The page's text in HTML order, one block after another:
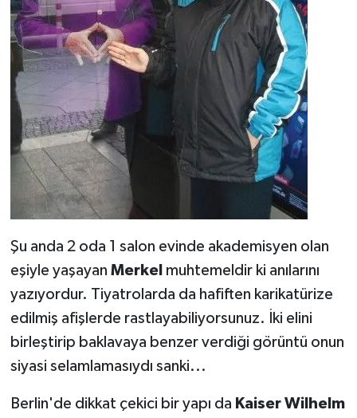
Şu anda 2 oda 1 salon evinde akademisyen olan
eşiyle yaşayan Merkel muhtemeldir ki anılarını
yazıyordur. Tiyatrolarda da hafiften karikatürize
edilmiş afişlerde rastlayabiliyorsunuz. İki elini
birleştirip baklavaya benzer verdiği görüntü onun
siyasi selamlamasıydı sanki...
Berlin'de dikkat çekici bir yapı da Kaiser Wilhelm